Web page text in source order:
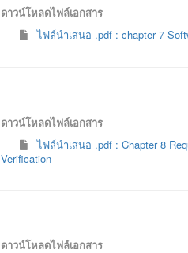
ดาวน์โหลดไฟล์เอกสาร
ไฟล์นำเสนอ .pdf : chapter 7
ดาวน์โหลดไฟล์เอกสาร
ไฟล์นำเสนอ .pdf : Chapter 8
Verification
ดาวน์โหลดไฟล์เอกสาร